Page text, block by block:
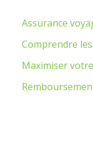
Assurance
Comprendre
Maximiser